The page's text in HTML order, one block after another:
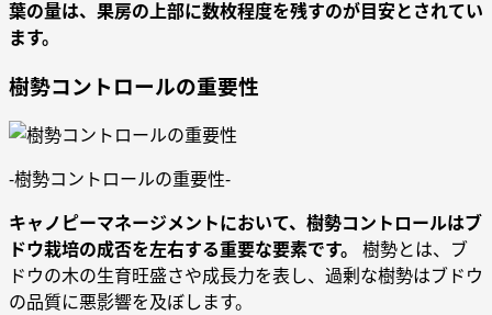
葉の量は、果房の上部に数枚程度を残すのが目安とされてい
ます。
樹勢コントロールの重要性
-樹勢コントロールの重要性-
キャノピーマネージメントにおいて、樹勢コントロールはブ
ドウ栽培の成否を左右する重要な要素です。
樹勢とは、ブ
ドウの木の生育旺盛さや成長力を表し、過剰な樹勢はブドウ
の品質に悪影響を及ぼします。